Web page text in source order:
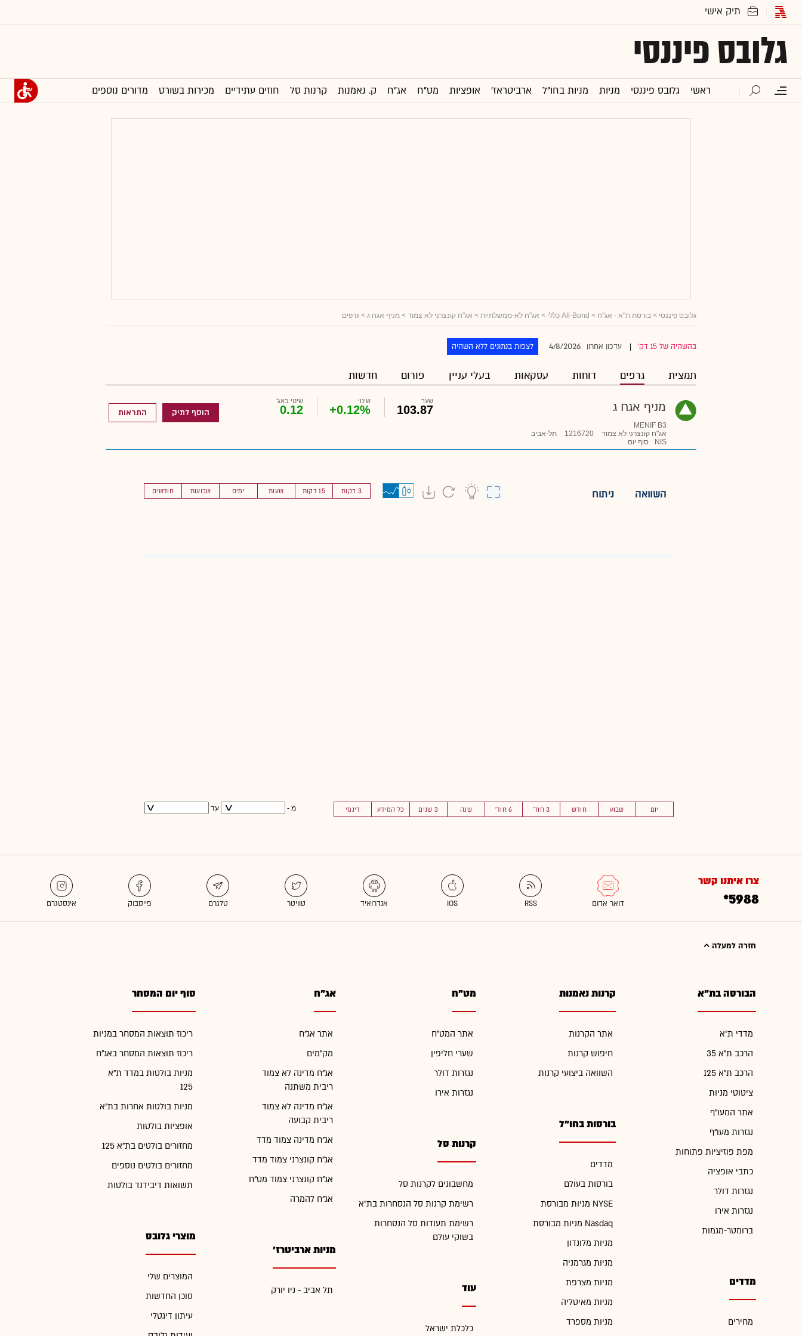
גלובס פיננסי
ראשי גלובס פיננסי מניות מניות בחו"ל ארביטראז' אופציות מט"ח אג"ח ק. נאמנות קרנות סל חוזים עתידיים מכירות בשורט מדורים נוספים
גלובס פיננסי > בורסת ת"א - אג"ח > All-Bond כללי > אג"ח לא-ממשלתיות > אג"ח קונצרני לא צמוד > מניף אגח ג > גרפים
בהשהיה של 15 דק' עדכון אחרון 4/8/2026 לצפות בנתונים ללא השהיה
תמצית גרפים דוחות עסקאות בעלי עניין פורום חדשות
מניף אגח ג
MENIF B3
אג"ח קונצרני לא צמוד
1216720
תל-אביב
NIS
סוף יום
שער
103.87
שינוי
+0.12%
שינוי באג'
0.12 הוסף לתיק התראות
חודשים שבועות ימים שעות 15 דקות 3 דקות השוואה ניתוח
יום שבוע חודש 3 חוד' 6 חוד' שנה 3 שנים כל המידע דינמי מ - עד
צרו איתנו קשר
*5988
חזרה למעלה
הבורסה בת"א
מדדי ת"א
הרכב ת"א 35
הרכב ת"א 125
ציטוטי מניות
אתר המעו"ף
נגזרות מעו"ף
מפת פוזיציות פתוחות
כתבי אופציה
נגזרות דולר
נגזרות אירו
ברומטר-מגמות
מדדים
מחירים
קרנות נאמנות
אתר הקרנות
חיפוש קרנות
השוואה ביצועי קרנות
בורסות בחו"ל
מדדים
בורסות בעולם
מניות מבורסת NYSE
מניות מבורסת Nasdaq
מניות מלונדון
מניות מגרמניה
מניות מצרפת
מניות מאיטליה
מניות מספרד
מט"ח
אתר המט"ח
שערי חליפין
נגזרות דולר
נגזרות אירו
קרנות סל
מחשבונים לקרנות סל
רשימת קרנות סל הנסחרות בת"א
רשימת תעודות סל הנסחרות
בשוקי עולם
עוד
כלכלת ישראל
אג"ח
אתר אג"ח
מק"מים
אג"ח מדינה לא צמוד
ריבית משתנה
אג"ח מדינה לא צמוד
ריבית קבועה
אג"ח מדינה צמוד מדד
אג"ח קונצרני צמוד מדד
אג"ח קונצרני צמוד מט"ח
אג"ח להמרה
מניות ארביטרז'
תל אביב - ניו יורק
סוף יום המסחר
ריכוז תוצאות המסחר במניות
ריכוז תוצאות המסחר באג"ח
מניות בולטות במדד ת"א
125
מניות בולטות אחרות בת"א
אופציות בולטות
מחזורים בולטים בת"א 125
מחזורים בולטים נוספים
תשואות דיבידנד בולטות
מוצרי גלובס
המוצרים שלי
סוכן החדשות
עיתון דיגטלי